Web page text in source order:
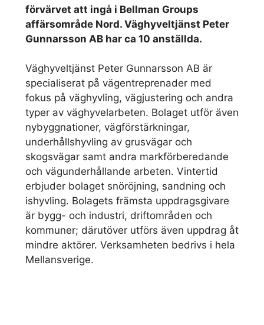
förvärvet att ingå i Bellman Groups
affärsområde Nord. Väghyveltjänst Peter
Gunnarsson AB har ca 10 anställda.
Väghyveltjänst Peter Gunnarsson AB är
specialiserat på vägentreprenader med
fokus på väghyvling, vägjustering och andra
typer av väghyvelarbeten. Bolaget utför även
nybyggnationer, vägförstärkningar,
underhållshyvling av grusvägar och
skogsvägar samt andra markförberedande
och vägunderhållande arbeten. Vintertid
erbjuder bolaget snöröjning, sandning och
ishyvling. Bolagets främsta uppdragsgivare
är bygg- och industri, driftområden och
kommuner; därutöver utförs även uppdrag åt
mindre aktörer. Verksamheten bedrivs i hela
Mellansverige.